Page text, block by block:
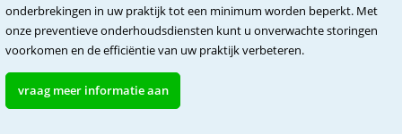
onderbrekingen in uw praktijk tot een minimum worden beperkt. Met
onze preventieve onderhoudsdiensten kunt u onverwachte storingen
voorkomen en de efficiëntie van uw praktijk verbeteren.
vraag meer informatie aan